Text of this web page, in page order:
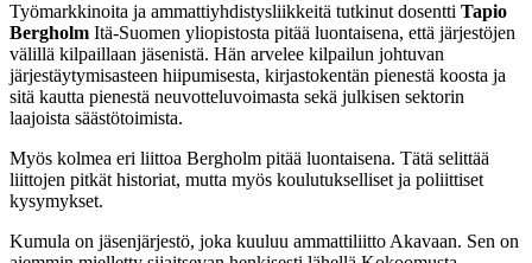
Työmarkkinoita ja ammattiyhdistysliikkeitä tutkinut dosentti Tapio
Bergholm Itä-Suomen yliopistosta pitää luontaisena, että järjestöjen
välillä kilpaillaan jäsenistä. Hän arvelee kilpailun johtuvan
järjestäytymisasteen hiipumisesta, kirjastokentän pienestä koosta ja
sitä kautta pienestä neuvotteluvoimasta sekä julkisen sektorin
laajoista säästötoimista.
Myös kolmea eri liittoa Bergholm pitää luontaisena. Tätä selittää
liittojen pitkät historiat, mutta myös koulutukselliset ja poliittiset
kysymykset.
Kumula on jäsenjärjestö, joka kuuluu ammattiliitto Akavaan. Sen on